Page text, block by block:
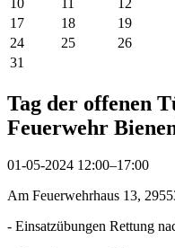
17
18 19
24
25 26
31
Tag der offenen
Feuerwehr
01-05-2024 12:00–17:00
Am Feuerwehrhaus 13,
- Einsatzübungen Rettung